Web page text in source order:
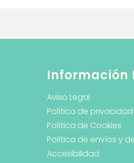
Información
Aviso Legal
Política de privacidad
Política de Cookies
Política de envíos y
Accesibilidad